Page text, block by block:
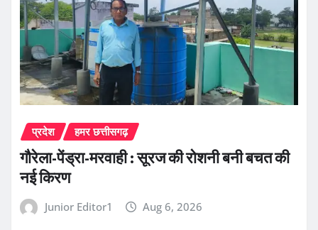
प्रदेश हमर छत्तीसगढ़
गौरेला-पेंड्रा-मरवाही : सूरज की रोशनी बनी बचत की
नई किरण
Junior Editor1 Aug 6, 2026